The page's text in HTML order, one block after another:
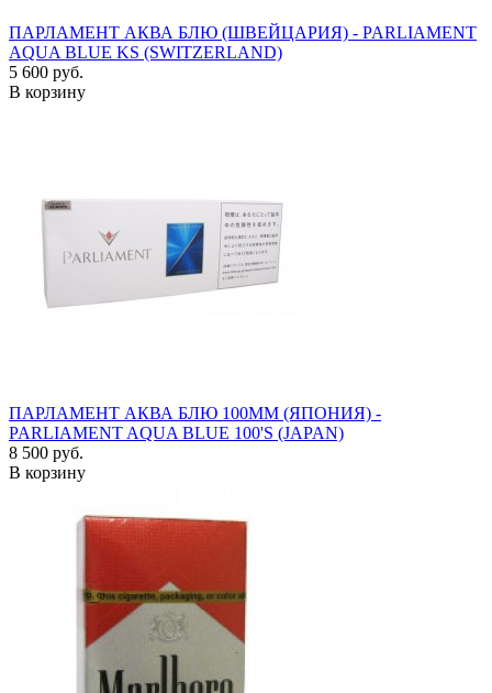
ПАРЛАМЕНТ АКВА БЛЮ (ШВЕЙЦАРИЯ) - PARLIAMENT
AQUA BLUE KS (SWITZERLAND)
5 600 руб.
В корзину
ПАРЛАМЕНТ АКВА БЛЮ 100ММ (ЯПОНИЯ) -
PARLIAMENT AQUA BLUE 100'S (JAPAN)
8 500 руб.
В корзину